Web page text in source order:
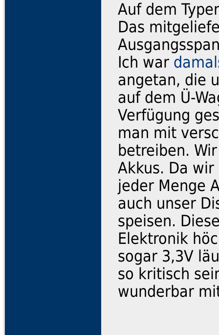
Auf dem
Das
Ich war
angetan, die
auf dem Ü-
Verfügung
man mit
betreiben.
Akkus. Da
jeder Menge
auch unser
speisen.
Elektronik
sogar 3,3V
so kritisch
wunderbar